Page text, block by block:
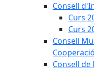
Consell
Curs
Curs
Consell
Cooperació
Consell